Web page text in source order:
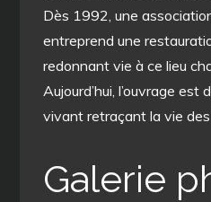
Dès 1992, une
entreprend une
redonnant vie à ce lieu
Aujourd’hui, l’ouvrage est
vivant retraçant la vie
Galerie